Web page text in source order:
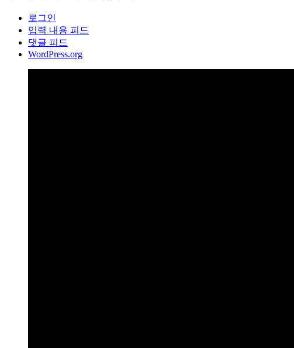
로그인
입력 내용 피드
댓글 피드
WordPress.org